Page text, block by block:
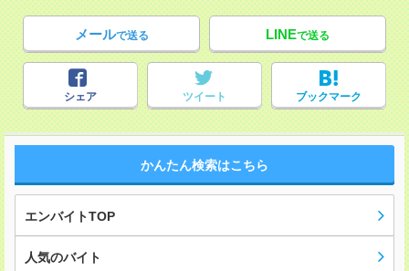
メールで送る LINEで送る
シェア ツイート ブックマーク
かんたん検索はこちら
エンバイトTOP
人気のバイト